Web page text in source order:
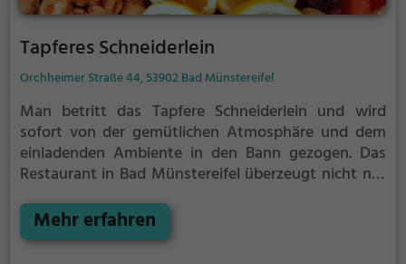
Tapferes Schneiderlein
Orchheimer Straße 44, 53902 Bad Münstereifel
Man betritt das Tapfere Schneiderlein und wird
sofort von der gemütlichen Atmosphäre und dem
einladenden Ambiente in den Bann gezogen. Das
Restaurant in Bad Münstereifel überzeugt nicht nur
auch mit seinem breiten Angebot an Speisen. Ob
Bistro, Französisch, Mediterran oder Europäisch -
Mehr erfahren